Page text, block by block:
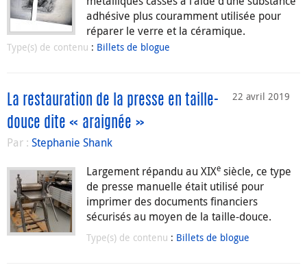
adhésive plus couramment utilisée pour
réparer le verre et la céramique.
Type(s) de contenu : Billets de blogue
22 avril 2019
La restauration de la presse en taille-
douce dite « araignée »
Par : Stephanie Shank
Largement répandu au XIXe siècle, ce type
de presse manuelle était utilisé pour
imprimer des documents financiers
sécurisés au moyen de la taille-douce.
Type(s) de contenu : Billets de blogue